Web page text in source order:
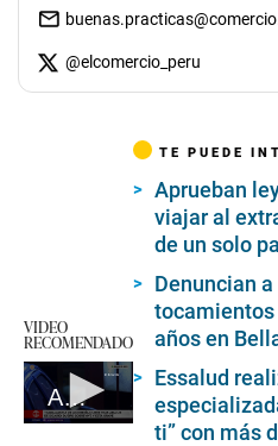
@elcomercio_peru
VIDEO
RECOMENDADO
Asesinan a trabajadora de licorería
TE PUEDE
Aprueban
viajar al
de un solo
Denuncian
tocamientos
años en
Essalud
ti” con más